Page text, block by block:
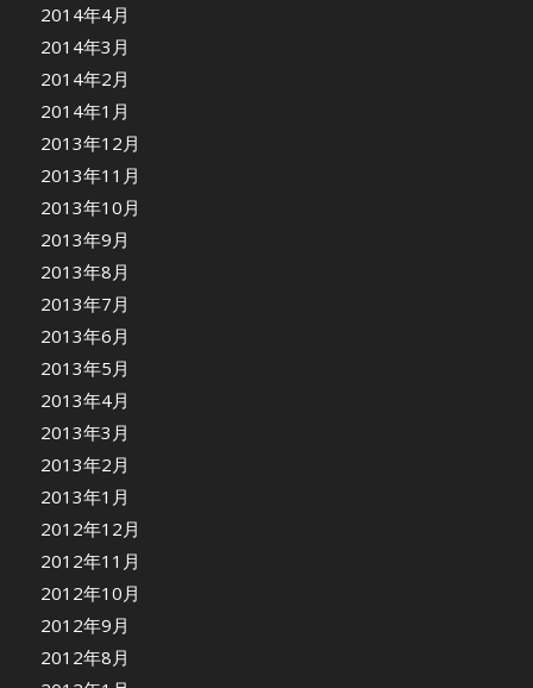
2014年4月
2014年3月
2014年2月
2014年1月
2013年12月
2013年11月
2013年10月
2013年9月
2013年8月
2013年7月
2013年6月
2013年5月
2013年4月
2013年3月
2013年2月
2013年1月
2012年12月
2012年11月
2012年10月
2012年9月
2012年8月